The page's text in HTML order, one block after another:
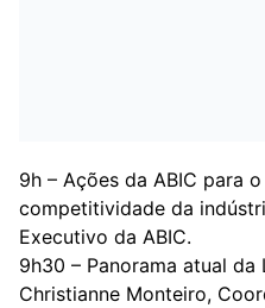
9h – Ações da ABIC para
competitividade da
Executivo da ABIC.
9h30 – Panorama atual da
Christianne Monteiro,